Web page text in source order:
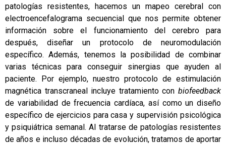
patologías resistentes, hacemos un mapeo cerebral con
electroencefalograma secuencial que nos permite obtener
información sobre el funcionamiento del cerebro para
después, diseñar un protocolo de neuromodulación
específico. Además, tenemos la posibilidad de combinar
varias técnicas para conseguir sinergias que ayuden al
paciente. Por ejemplo, nuestro protocolo de estimulación
magnética transcraneal incluye tratamiento con biofeedback
de variabilidad de frecuencia cardíaca, así como un diseño
específico de ejercicios para casa y supervisión psicológica
y psiquiátrica semanal. Al tratarse de patologías resistentes
de años e incluso décadas de evolución, tratamos de aportar